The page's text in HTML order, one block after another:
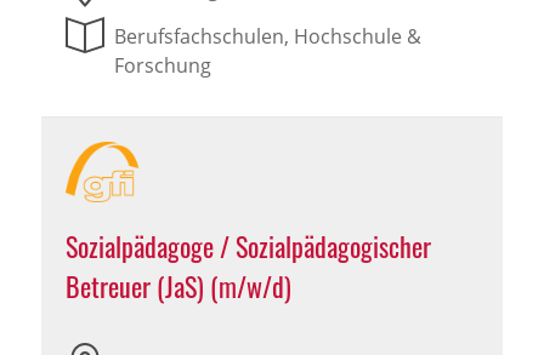
Berufsfachschulen, Hochschule &
Forschung
Sozialpädagoge / Sozialpädagogischer
Betreuer (JaS) (m/w/d)